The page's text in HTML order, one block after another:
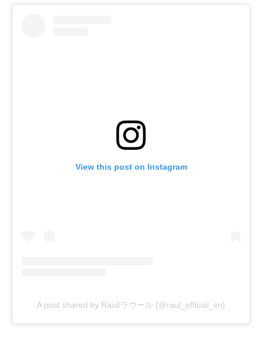
View this post on Instagram
A post shared by Raul/ラウール (@raul_official_sn)